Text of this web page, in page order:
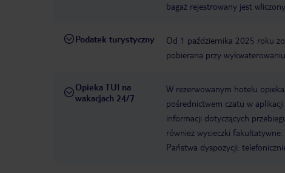
bagaż rejestrowany jest
Podatek turystyczny
Od 1 października 2025 roku
pobierana przy
Opieka TUI na
wakacjach 24/7
W rezerwowanym hotelu
pośrednictwem czatu w
informacji dotyczących
również wycieczki
Państwa dyspozycji: